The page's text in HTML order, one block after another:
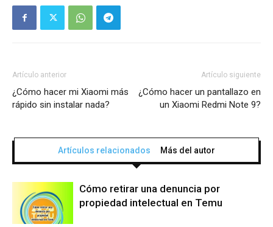
Artículo anterior
¿Cómo hacer mi Xiaomi más
rápido sin instalar nada?
Artículo siguiente
¿Cómo hacer un pantallazo en
un Xiaomi Redmi Note 9?
Artículos relacionados Más del autor
Cómo retirar una denuncia por
propiedad intelectual en Temu